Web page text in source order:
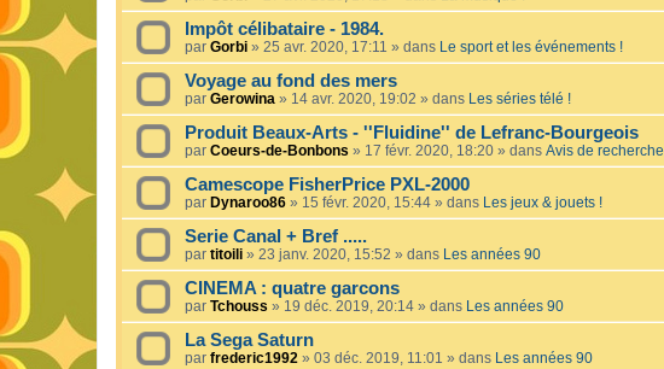
Impôt célibataire - 1984.
par Gorbi » 25 avr. 2020, 17:11 » dans Le sport et les événements !
Voyage au fond des mers
par Gerowina » 14 avr. 2020, 19:02 » dans Les séries télé !
Produit Beaux-Arts - ''Fluidine'' de Lefranc-Bourgeois
par Coeurs-de-Bonbons » 17 févr. 2020, 18:20 » dans Avis de recherche
Camescope FisherPrice PXL-2000
par Dynaroo86 » 15 févr. 2020, 15:44 » dans Les jeux & jouets !
Serie Canal + Bref .....
par titoili » 23 janv. 2020, 15:52 » dans Les années 90
CINEMA : quatre garcons
par Tchouss » 19 déc. 2019, 20:14 » dans Les années 90
La Sega Saturn
par frederic1992 » 03 déc. 2019, 11:01 » dans Les années 90